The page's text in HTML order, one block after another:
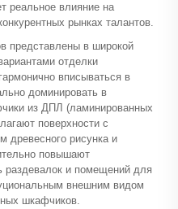
реальное влияние на
рынках талантов.
представлены в широкой
отделки
вписываться в
доминировать в
из ДПЛ (ламинированных
поверхности с
древесного рисунка и
повышают
раздевалок и помещений для
внешним видом
шкафчиков.